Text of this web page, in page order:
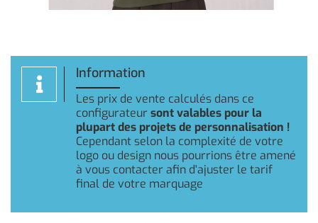
Information
Les prix de vente calculés dans ce
configurateursont valables pour la
plupart des projets de personnalisation !
Cependant selon la complexité de votre
logo ou design nous pourrions être amené
à vous contacter afin d'ajuster le tarif
final de votre marquage